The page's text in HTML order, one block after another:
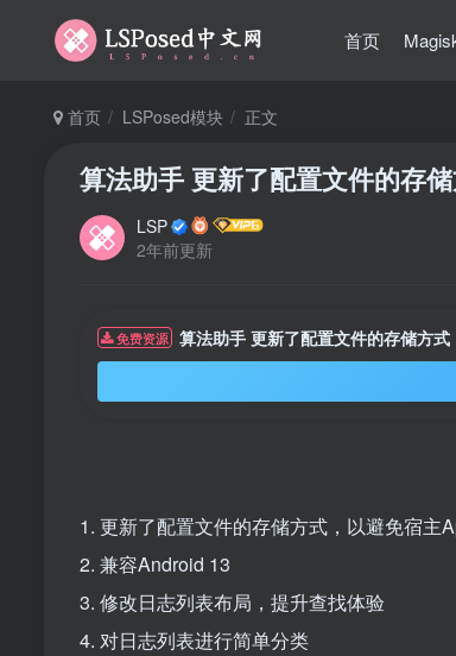
首页
首页 LSPosed模块 正文
算法助手 更新了配置文件的存
LSP
2年前更新
免费资源 算法助手 更新了配置文件的存储方式
1. 更新了配置文件的存储方式，以避免宿主
2. 兼容Android 13
3. 修改日志列表布局，提升查找体验
4. 对日志列表进行简单分类